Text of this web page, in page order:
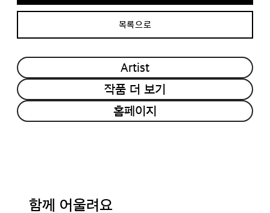
목록으로
Artist
작품 더 보기
홈페이지
함께 어울려요